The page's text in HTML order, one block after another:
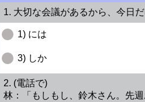
1. 大切な会議があるから、今
1) には
3) しか
2. (電話で)
林：「もしもし、鈴木さん。